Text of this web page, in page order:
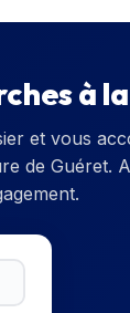
à la
et vous
de Guéret.